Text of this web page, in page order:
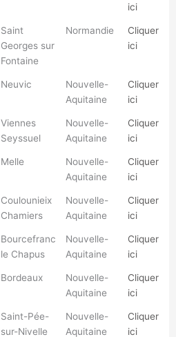
ici
Saint
Georges sur
Fontaine
Normandie
Cliquer
ici
Neuvic
Nouvelle-
Aquitaine
Cliquer
ici
Viennes
Seyssuel
Nouvelle-
Aquitaine
Cliquer
ici
Melle
Nouvelle-
Aquitaine
Cliquer
ici
Coulounieix
Chamiers
Nouvelle-
Aquitaine
Cliquer
ici
Bourcefranc
le Chapus
Nouvelle-
Aquitaine
Cliquer
ici
Bordeaux
Nouvelle-
Aquitaine
Cliquer
ici
Saint-Pée-
sur-Nivelle
Nouvelle-
Aquitaine
Cliquer
ici